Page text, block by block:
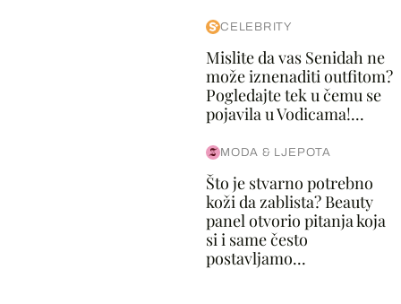
CELEBRITY
Mislite da vas Senidah ne
može iznenaditi outfitom?
Pogledajte tek u čemu se
pojavila u Vodicama!...
MODA & LJEPOTA
Što je stvarno potrebno
koži da zablista? Beauty
panel otvorio pitanja koja
si i same često
postavljamo...